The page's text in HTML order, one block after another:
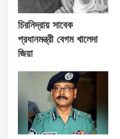
চিরনিদ্রায় সাবেক
প্রধানমন্ত্রী বেগম খালেদা
জিয়া